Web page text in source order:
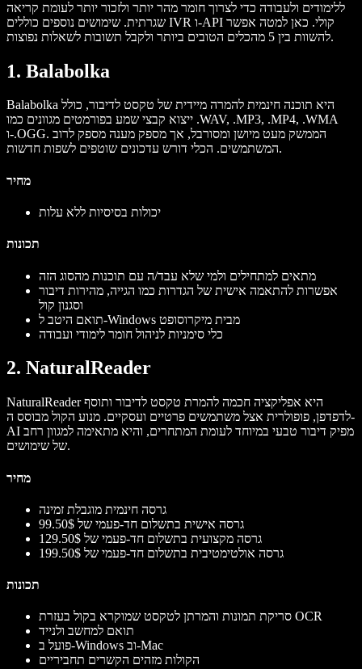
ללימודים ולעבודה כדי לצרוך חומר מהר יותר ולזכור יותר לעומת קריאה
שגרתית. שימושים נוספים כוללים IVR ו-API קולי. כאן למטה אפשר
להשוות בין 5 מהכלים הטובים ביותר ולקבל תשובות לשאלות נפוצות.
1. Balabolka
Balabolka היא תוכנה חינמית להמרה מיידית של טקסט לדיבור, כולל
ייצוא קבצי שמע בפורמטים מגוונים כמו .WAV, .MP3, .MP4, .WMA
ו-.OGG. הממשק מעט מיושן ומסורבל, אך מספק מענה מספק לרוב
המשתמשים. הכלי דורש עדכונים שוטפים לשפות חדשות.
מחיר
יכולות בסיסיות ללא עלות
תכונות
מתאים למתחילים ולמי שלא עבד/ה עם תוכנות מהסוג הזה
אפשרות להתאמה אישית של הגדרות כמו הגייה, מהירות דיבור
וסגנון קול
תואם היטב ל-Windows מבית מיקרוסופט
כלי סימניות לניהול חומר לימודי ועבודה
2. NaturalReader
NaturalReader היא אפליקציה חכמה להמרת טקסט לדיבור ותוסף
לדפדפן, פופולרית אצל משתמשים פרטיים ועסקיים. מנוע הקול מבוסס ה-
AI מפיק דיבור טבעי במיוחד לעומת המתחרים, והיא מתאימה למגוון רחב
של שימושים.
מחיר
גרסה חינמית מוגבלת זמינה
גרסה אישית בתשלום חד-פעמי של 99.50$
גרסה מקצועית בתשלום חד-פעמי של 129.50$
גרסה אולטימטיבית בתשלום חד-פעמי של 199.50$
תכונות
סריקת תמונות והמרתן לטקסט שמוקרא בקול בעזרת OCR
תואם למחשב ולנייד
פועל ב-Windows וב-Mac
הקולות מזהים הקשרים תחביריים